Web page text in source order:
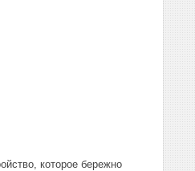
которое бережно